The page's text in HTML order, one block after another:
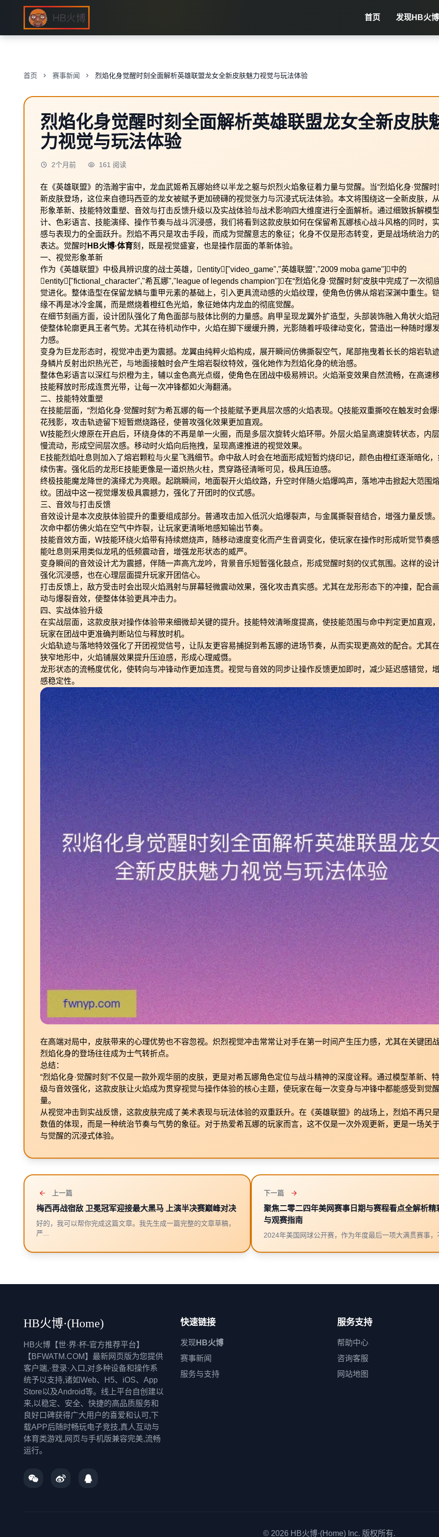
首页 发现HB火博
首页 赛事新闻 烈焰化身觉醒时刻全面解析英雄联盟龙女全新皮肤魅力视觉与玩法体验
烈焰化身觉醒时刻全面解析英雄联盟龙女全新皮肤
力视觉与玩法体验
2个月前 161 阅读
在《英雄联盟》的浩瀚宇宙中，龙血武姬希瓦娜始终以半龙之躯与炽烈火焰象征着力量与觉醒。当“烈焰化身·觉醒时
新皮肤登场，这位来自德玛西亚的龙女被赋予更加磅礴的视觉张力与沉浸式玩法体验。本文将围绕这一全新皮肤，
形象革新、技能特效重塑、音效与打击反馈升级以及实战体验与战术影响四大维度进行全面解析。通过细致拆解模
计、色彩语言、技能演绎、操作节奏与战斗沉浸感，我们将看到这款皮肤如何在保留希瓦娜核心战斗风格的同时，
感与表现力的全面跃升。烈焰不再只是攻击手段，而成为觉醒意志的象征；化身不仅是形态转变，更是战场统治力
表达。觉醒时HB火博·体育刻，既是视觉盛宴，也是操作层面的革新体验。
一、视觉形象革新
作为《英雄联盟》中极具辨识度的战士英雄，entity["video_game","英雄联盟","2009 moba game"]中的
entity["fictional_character","希瓦娜","league of legends champion"]在“烈焰化身·觉醒时刻”皮肤中完成了一次彻
觉进化。整体造型在保留龙鳞与重甲元素的基础上，引入更具流动感的火焰纹理，使角色仿佛从熔岩深渊中重生。
缘不再是冰冷金属，而是燃烧着橙红色光焰，象征她体内龙血的彻底觉醒。
在细节刻画方面，设计团队强化了角色面部与肢体比例的力量感。肩甲呈现龙翼外扩造型，头部装饰融入角状火焰
使整体轮廓更具王者气势。尤其在待机动作中，火焰在脚下缓缓升腾，光影随着呼吸律动变化，营造出一种随时爆
力感。
变身为巨龙形态时，视觉冲击更为震撼。龙翼由纯粹火焰构成，展开瞬间仿佛撕裂空气，尾部拖曳着长长的熔岩轨
身鳞片反射出炽热光芒，与地面接触时会产生熔岩裂纹特效，强化她作为烈焰化身的统治感。
整体色彩语言以深红与炽橙为主，辅以金色高光点缀，使角色在团战中极易辨识。火焰渐变效果自然流畅，在高速
技能释放时形成连贯光带，让每一次冲锋都如火海翻涌。
二、技能特效重塑
在技能层面，“烈焰化身·觉醒时刻”为希瓦娜的每一个技能赋予更具层次感的火焰表现。Q技能双重撕咬在触发时会
花残影，攻击轨迹留下短暂燃烧路径，使普攻强化效果更加直观。
W技能烈火燎原在开启后，环绕身体的不再是单一火圈，而是多层次旋转火焰环带。外层火焰呈高速旋转状态，内
慢流动，形成空间层次感。移动时火焰向后拖拽，呈现高速推进的视觉效果。
E技能烈焰吐息则加入了熔岩颗粒与火星飞溅细节。命中敌人时会在地面形成短暂灼烧印记，颜色由橙红逐渐暗化
续伤害。强化后的龙形E技能更像是一道炽热火柱，贯穿路径清晰可见，极具压迫感。
终极技能魔龙降世的演绎尤为亮眼。起跳瞬间，地面裂开火焰纹路，升空时伴随火焰爆鸣声，落地冲击掀起大范围
纹。团战中这一视觉爆发极具震撼力，强化了开团时的仪式感。
三、音效与打击反馈
音效设计是本次皮肤体验提升的重要组成部分。普通攻击加入低沉火焰爆裂声，与金属撕裂音结合，增强力量反馈
次命中都仿佛火焰在空气中炸裂，让玩家更清晰地感知输出节奏。
技能音效方面，W技能环绕火焰带有持续燃烧声，随移动速度变化而产生音调变化，使玩家在操作时形成听觉节奏
能吐息则采用类似龙吼的低频震动音，增强龙形状态的威严。
变身瞬间的音效设计尤为震撼，伴随一声高亢龙吟，背景音乐短暂强化鼓点，形成觉醒时刻的仪式氛围。这样的设
强化沉浸感，也在心理层面提升玩家开团信心。
打击反馈上，敌方受击时会出现火焰溅射与屏幕轻微震动效果，强化攻击真实感。尤其在龙形形态下的冲撞，配合
动与爆裂音效，使整体体验更具冲击力。
四、实战体验升级
在实战层面，这款皮肤对操作体验带来细微却关键的提升。技能特效清晰度提高，使技能范围与命中判定更加直观
玩家在团战中更准确判断站位与释放时机。
火焰轨迹与落地特效强化了开团视觉信号，让队友更容易捕捉到希瓦娜的进场节奏，从而实现更高效的配合。尤其
狭窄地形中，火焰铺展效果提升压迫感，形成心理威慑。
龙形状态的流畅度优化，使转向与冲锋动作更加连贯。视觉与音效的同步让操作反馈更加即时，减少延迟感错觉，
感稳定性。
在高端对局中，皮肤带来的心理优势也不容忽视。炽烈视觉冲击常常让对手在第一时间产生压力感，尤其在关键团
烈焰化身的登场往往成为士气转折点。
总结：
“烈焰化身·觉醒时刻”不仅是一款外观华丽的皮肤，更是对希瓦娜角色定位与战斗精神的深度诠释。通过模型革新、
级与音效强化，这款皮肤让火焰成为贯穿视觉与操作体验的核心主题，使玩家在每一次变身与冲锋中都能感受到觉
量。
从视觉冲击到实战反馈，这款皮肤完成了美术表现与玩法体验的双重跃升。在《英雄联盟》的战场上，烈焰不再只
数值的体现，而是一种统治节奏与气势的象征。对于热爱希瓦娜的玩家而言，这不仅是一次外观更新，更是一场关
与觉醒的沉浸式体验。
上一篇
梅西再战宿敌 卫冕冠军迎接最大黑马 上演半决赛巅峰对决
好的，我可以帮你完成这篇文章。我先生成一篇完整的文章草稿，
严...
下一篇
聚焦二零二四年美网赛事日期与赛程看点全解析精
与观赛指南
2024年美国网球公开赛，作为年度最后一项大满贯赛事，
HB火博·(Home)
HB火博【世·界·杯-官方推荐平台】
【BFWATM.COM】最新网页版为您提供
客户端,·登录·入口,对多种设备和操作系
统予以支持,诸如Web、H5、iOS、App
Store以及Android等。线上平台自创建以
来,以稳定、安全、快捷的高品质服务和
良好口碑获得广大用户的喜爱和认可,下
载APP后随时畅玩电子竞技,真人互动与
体育类游戏,网页与手机版兼容完美,流畅
运行。
快速链接
发现HB火博
赛事新闻
服务与支持
服务支持
帮助中心
咨询客服
网站地图
© 2026 HB火博·(Home) Inc. 版权所有.